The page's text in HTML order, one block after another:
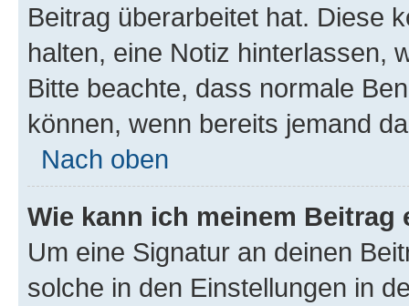
Beitrag überarbeitet hat. Diese
halten, eine Notiz hinterlassen,
Bitte beachte, dass normale
können, wenn bereits jemand
Nach oben
Wie kann ich meinem
Um eine Signatur an deinen
solche in den Einstellungen in